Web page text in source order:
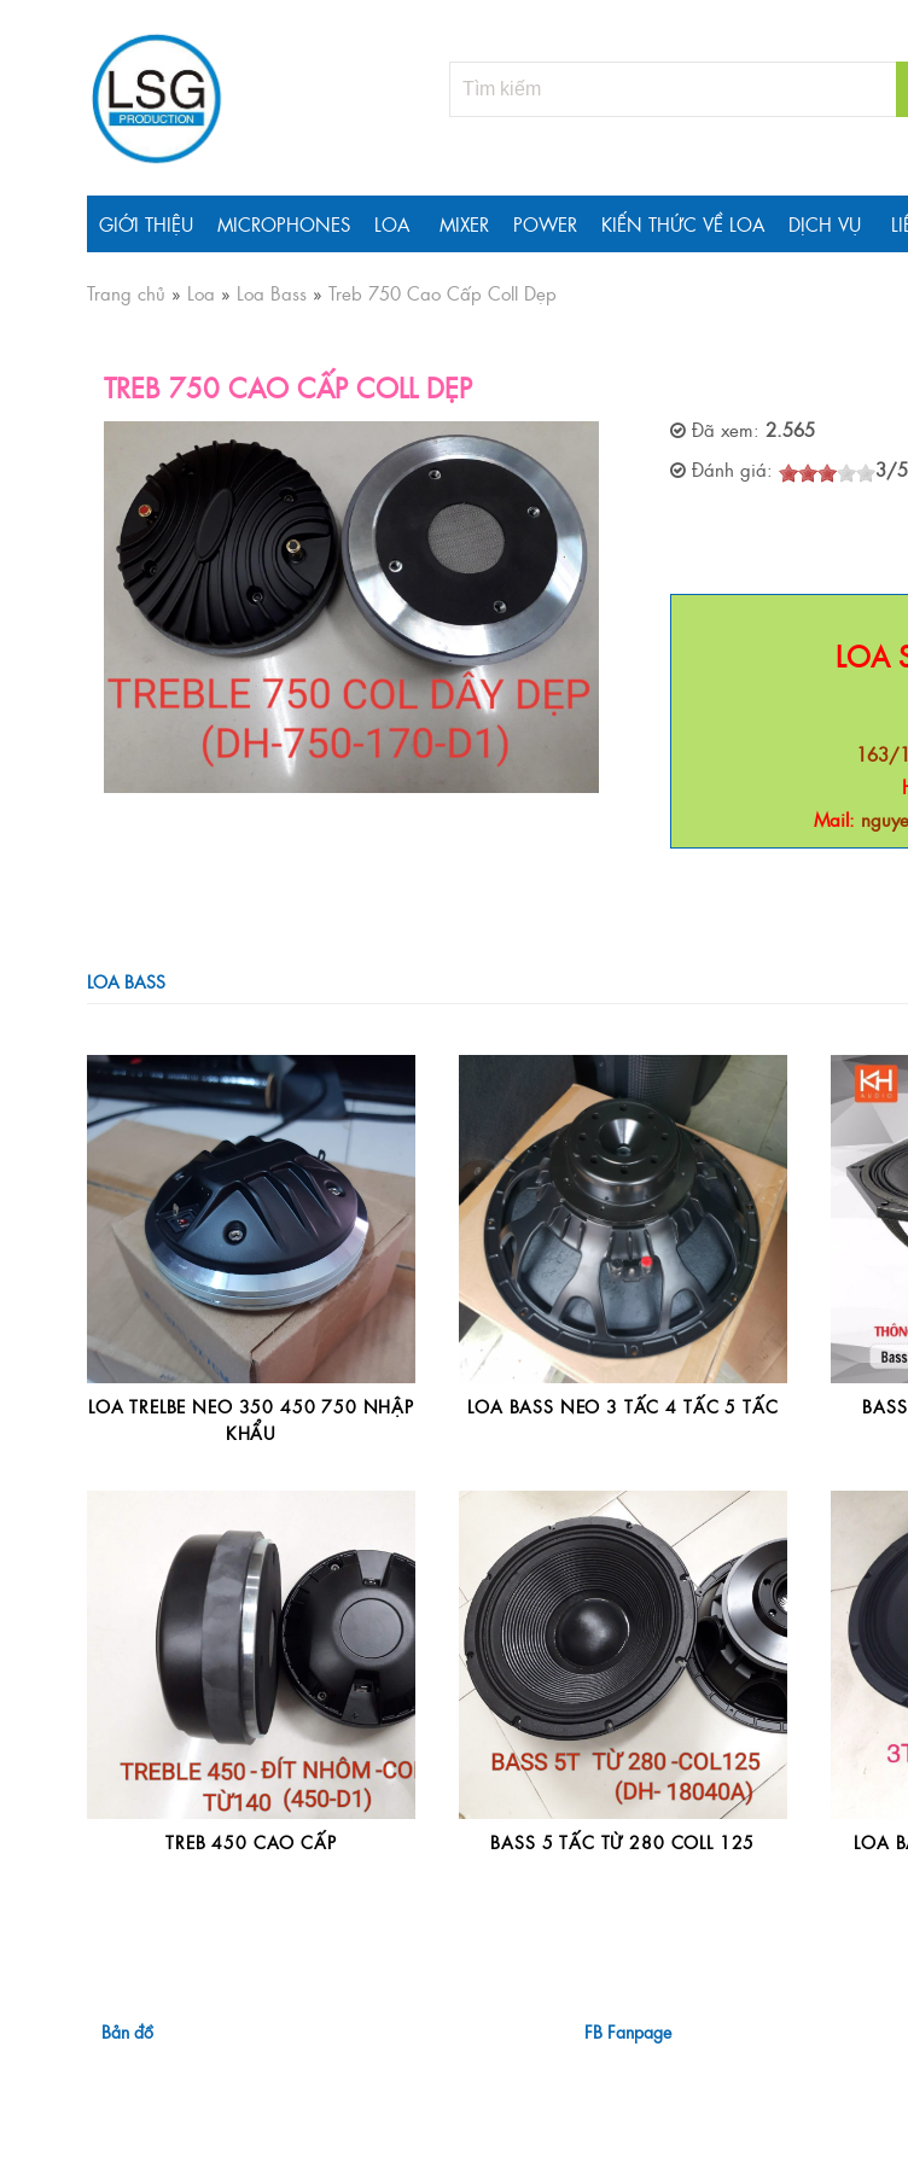
GIỚI THIỆU MICROPHONES LOA MIXER POWER KIẾN THỨC VỀ LOA DỊCH VỤ
Trang chủ » Loa » Loa Bass » Treb 750 Cao Cấp Coll Dẹp
TREB 750 CAO CẤP COLL DẸP
Đã xem: 2.565
Đánh giá:
3/5
LOA
163/
Mail:
LOA BASS
LOA TRELBE NEO 350 450 750 NHẬP
KHẨU
LOA BASS NEO 3 TẤC 4 TẤC 5 TẤC
TREB 450 CAO CẤP BASS 5 TẤC TỪ 280 COLL 125 LOA
Bản đồ FB Fanpage